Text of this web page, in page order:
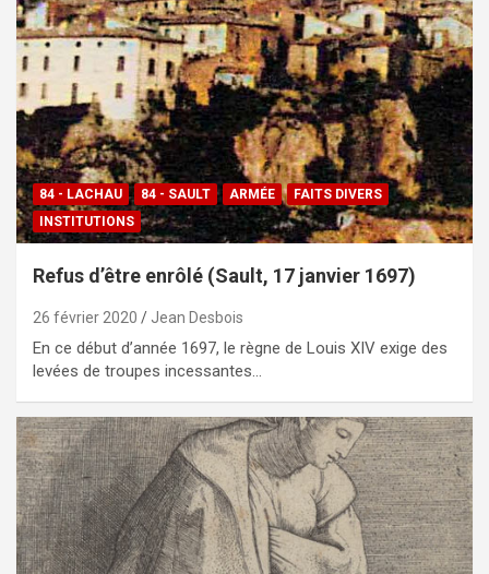
84 - LACHAU 84 - SAULT ARMÉE
FAITS DIVERS
INSTITUTIONS
Refus d’être enrôlé (Sault, 17 janvier 1697)
26 février 2020 Jean Desbois
En ce début d’année 1697, le règne de Louis XIV exige des
levées de troupes incessantes…